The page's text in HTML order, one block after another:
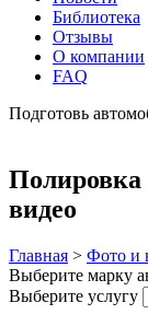
Библиотека
Отзывы
О компании
FAQ
Подготовь
Полировка
видео
Главная > Фото и
Выберите марку
Выберите услугу